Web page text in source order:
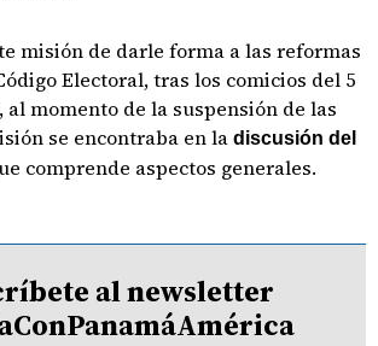
misión de darle forma a las reformas
Electoral, tras los comicios del 5
al momento de la suspensión de las
se encontraba en la discusión del
comprende aspectos generales.
al newsletter